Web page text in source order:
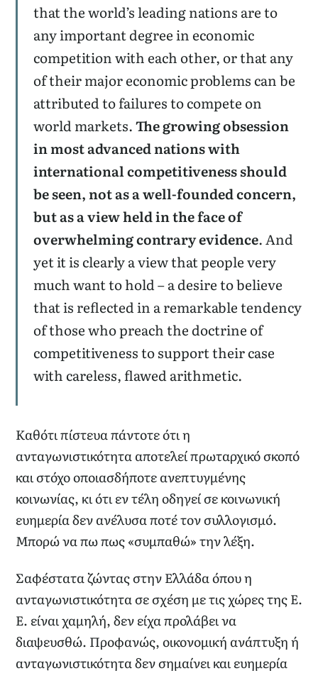
that the world’s leading nations are to
any important degree in economic
competition with each other, or that any
of their major economic problems can be
attributed to failures to compete on
world markets.The growing obsession
in most advanced nations with
international competitiveness should
be seen, not as a well-founded concern,
but as a view held in the face of
overwhelming contrary evidence. And
yet it is clearly a view that people very
much want to hold – a desire to believe
that is reflected in a remarkable tendency
of those who preach the doctrine of
competitiveness to support their case
with careless, flawed arithmetic.
Καθότι πίστευα πάντοτε ότι η
ανταγωνιστικότητα αποτελεί πρωταρχικό σκοπό
και στόχο οποιασδήποτε ανεπτυγμένης
κοινωνίας, κι ότι εν τέλη οδηγεί σε κοινωνική
ευημερία δεν ανέλυσα ποτέ τον συλλογισμό.
Μπορώ να πω πως «συμπαθώ» την λέξη.
Σαφέστατα ζώντας στην Ελλάδα όπου η
ανταγωνιστικότητα σε σχέση με τις χώρες της Ε.
Ε. είναι χαμηλή, δεν είχα προλάβει να
διαψευσθώ. Προφανώς, οικονομική ανάπτυξη ή
ανταγωνιστικότητα δεν σημαίνει και ευημερία